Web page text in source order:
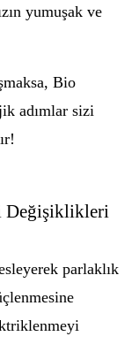
yumuşak ve
Bio
adımlar sizi
Değişiklikleri
parlaklık